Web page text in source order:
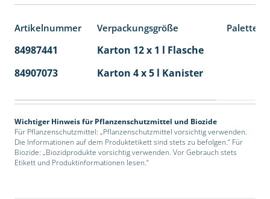
Artikelnummer Verpackungsgröße
84987441 Karton 12 x 1 l Flasche
84907073
Karton 4 x 5 l Kanister
Wichtiger Hinweis für Pflanzenschutzmittel und Biozide
Für Pflanzenschutzmittel: „Pflanzenschutzmittel vorsichtig verwenden.
Die Informationen auf dem Produktetikett sind stets zu befolgen.“ Für
Biozide: „Biozidprodukte vorsichtig verwenden. Vor Gebrauch stets
Etikett und Produktinformationen lesen.“